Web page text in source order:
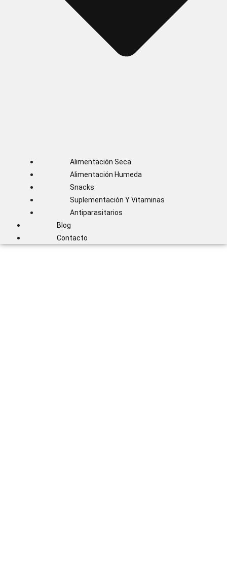
Alimentación Seca
Alimentación Humeda
Snacks
Suplementación Y Vitaminas
Antiparasitarios
Blog
Contacto